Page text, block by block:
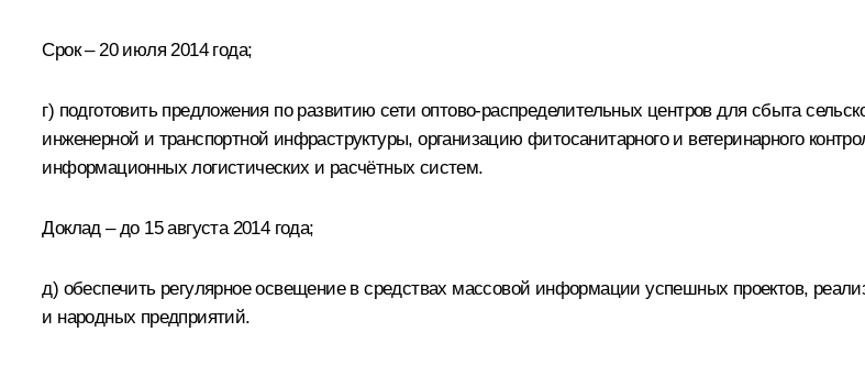
Срок – 20 июля 2014 года;
г) подготовить предложения по развитию сети оптово-распределительных центров для сбыта
инженерной и транспортной инфраструктуры, организацию фитосанитарного и ветеринарного
информационных логистических и расчётных систем.
Доклад – до 15 августа 2014 года;
д) обеспечить регулярное освещение в средствах массовой информации успешных проектов,
и народных предприятий.